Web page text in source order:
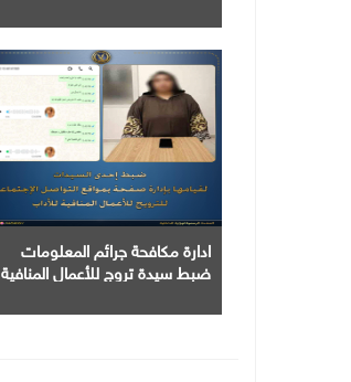
والتعليم
ادارة مكافحة جرائم المعلومات
ضبط سيدة تروج للأعمال المنافية
الاجتماعي